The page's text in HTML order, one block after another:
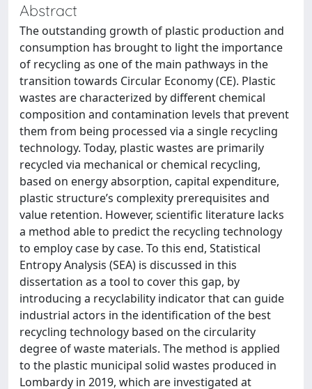
Abstract
The outstanding growth of plastic production and
consumption has brought to light the importance
of recycling as one of the main pathways in the
transition towards Circular Economy (CE). Plastic
wastes are characterized by different chemical
composition and contamination levels that prevent
them from being processed via a single recycling
technology. Today, plastic wastes are primarily
recycled via mechanical or chemical recycling,
based on energy absorption, capital expenditure,
plastic structure’s complexity prerequisites and
value retention. However, scientific literature lacks
a method able to predict the recycling technology
to employ case by case. To this end, Statistical
Entropy Analysis (SEA) is discussed in this
dissertation as a tool to cover this gap, by
introducing a recyclability indicator that can guide
industrial actors in the identification of the best
recycling technology based on the circularity
degree of waste materials. The method is applied
to the plastic municipal solid wastes produced in
Lombardy in 2019, which are investigated at